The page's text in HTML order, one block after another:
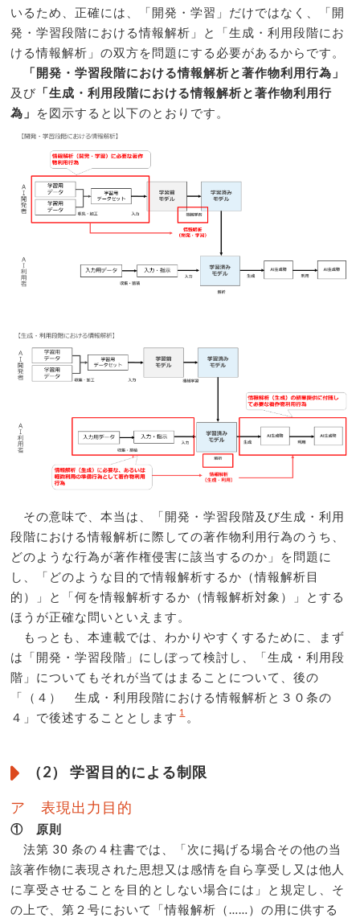
いるため、正確には、「開発・学習」だけではなく、「開
発・学習段階における情報解析」と「生成・利用段階にお
ける情報解析」の双方を問題にする必要があるからです。
「開発・学習段階における情報解析と著作物利用行為」
及び 「生成・利用段階における情報解析と著作物利用行
為」 を図示すると以下のとおりです。
その意味で、本当は、「開発・学習段階及び生成・利用
段階における情報解析に際しての著作物利用行為のうち、
どのような行為が著作権侵害に該当するのか」を問題に
し、「どのような目的で情報解析するか（情報解析目
的）」と「何を情報解析するか（情報解析対象）」とする
ほうが正確な問いといえます。
もっとも、本連載では、わかりやすくするために、まず
は「開発・学習段階」にしぼって検討し、「生成・利用段
階」についてもそれが当てはまることについて、後の
「（４） 生成・利用段階における情報解析と３０条の
４」で後述することとします 1 。
（2） 学習目的による制限
ア 表現出力目的
① 原則
法第 30 条の４柱書では、「次に掲げる場合その他の当
該著作物に表現された思想又は感情を自ら享受し又は他人
に享受させることを目的としない場合には」と規定し、そ
の上で、第２号において「情報解析（……）の用に供する